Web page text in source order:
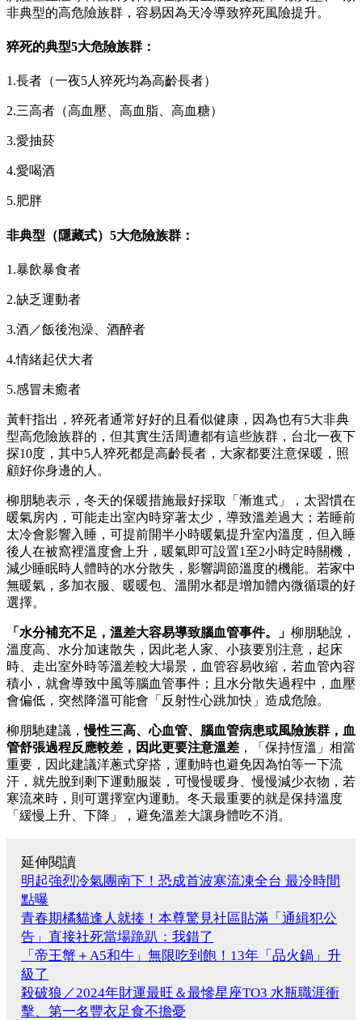
非典型的高危險族群，容易因為天冷導致猝死風險提升。
猝死的典型5大危險族群：
1.長者（一夜5人猝死均為高齡長者）
2.三高者（高血壓、高血脂、高血糖）
3.愛抽菸
4.愛喝酒
5.肥胖
非典型（隱藏式）5大危險族群：
1.暴飲暴食者
2.缺乏運動者
3.酒／飯後泡澡、酒醉者
4.情緒起伏大者
5.感冒未癒者
黃軒指出，猝死者通常好好的且看似健康，因為也有5大非典
型高危險族群的，但其實生活周遭都有這些族群，台北一夜下
探10度，其中5人猝死都是高齡長者，大家都要注意保暖，照
顧好你身邊的人。
柳朋馳表示，冬天的保暖措施最好採取「漸進式」，太習慣在
暖氣房內，可能走出室內時穿著太少，導致溫差過大；若睡前
太冷會影響入睡，可提前開半小時暖氣提升室內溫度，但入睡
後人在被窩裡溫度會上升，暖氣即可設置1至2小時定時關機，
減少睡眠時人體時的水分散失，影響調節溫度的機能。若家中
無暖氣，多加衣服、暖暖包、溫開水都是增加體內微循環的好
選擇。
「水分補充不足，溫差大容易導致腦血管事件。」 柳朋馳說，
溫度高、水分加速散失，因此老人家、小孩要別注意，起床
時、走出室外時等溫差較大場景，血管容易收縮，若血管內容
積小，就會導致中風等腦血管事件；且水分散失過程中，血壓
會偏低，突然降溫可能會「反射性心跳加快」造成危險。
柳朋馳建議，慢性三高、心血管、腦血管病患或風險族群，血
管舒張過程反應較差，因此更要注意溫差 ，「保持恆溫」相當
重要，因此建議洋蔥式穿搭，運動時也避免因為怕等一下流
汗，就先脫到剩下運動服裝，可慢慢暖身、慢慢減少衣物，若
寒流來時，則可選擇室內運動。冬天最重要的就是保持溫度
「緩慢上升、下降」，避免溫差大讓身體吃不消。
延伸閱讀
明起強烈冷氣團南下！恐成首波寒流凍全台 最冷時間
點曝
青春期橘貓逢人就揍！本尊驚見社區貼滿「通緝犯公
告」直接社死當場跪趴：我錯了
「帝王蟹＋A5和牛」無限吃到飽！13年「品火鍋」升
級了
殺破狼／2024年財運最旺＆最慘星座TO3 水瓶職涯衝
擊、第一名豐衣足食不擔憂